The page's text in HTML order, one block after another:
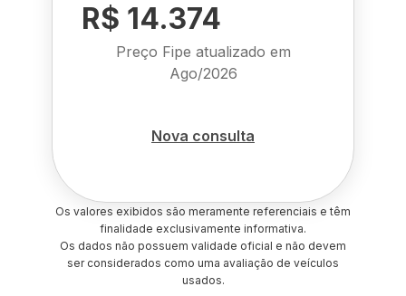
R$ 14.374
Preço Fipe atualizado em
Ago/2026
Nova consulta
Os valores exibidos são meramente referenciais e têm
finalidade exclusivamente informativa.
Os dados não possuem validade oficial e não devem
ser considerados como uma avaliação de veículos
usados.